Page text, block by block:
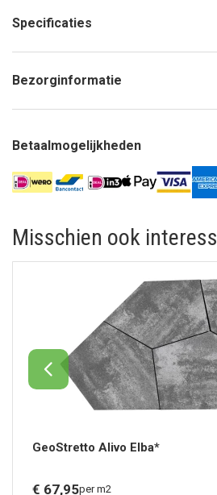
Specificaties
Bezorginformatie
Betaalmogelijkheden
Misschien ook
GeoStretto Alivo Elba*
€ 67,95per m2